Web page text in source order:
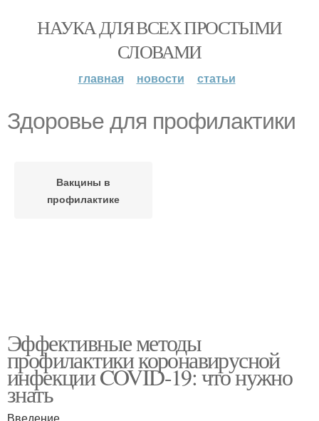
НАУКА ДЛЯ ВСЕХ ПРОСТЫМИ
СЛОВАМИ
главная новости статьи
Здоровье для профилактики
Вакцины в
профилактике
Эффективные методы
профилактики коронавирусной
инфекции COVID-19: что нужно
знать